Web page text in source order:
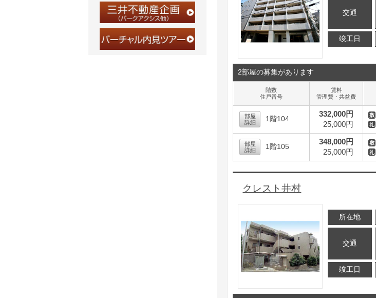
交通
竣工日
2部屋の募集があります
階数
住戸番号
賃料
管理費・共益費
部屋
詳細
1階104
332,000円
25,000円
部屋
詳細
1階105
348,000円
25,000円
クレスト井村
所在地
交通
竣工日